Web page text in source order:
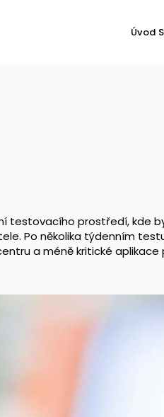
Úvod
testovacího prostředí, kde
Po několika týdenním
a méně kritické